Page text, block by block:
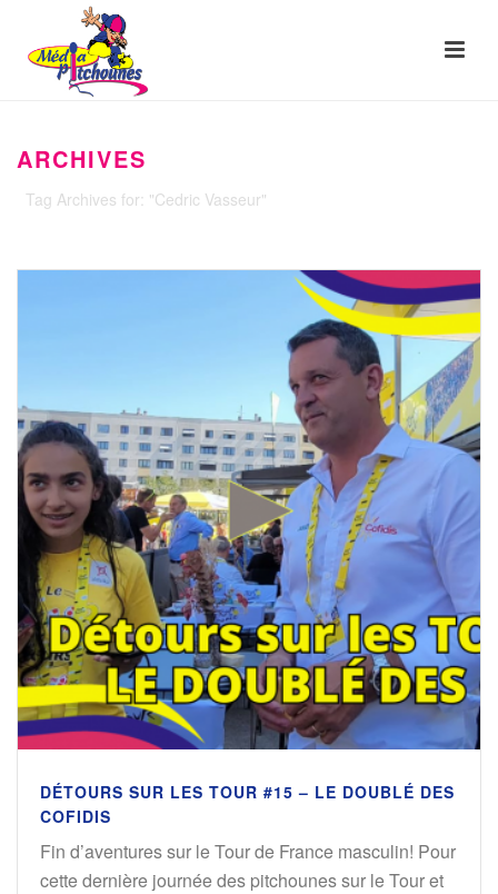
ARCHIVES
Tag Archives for: "Cedric Vasseur"
DÉTOURS SUR LES TOUR #15 – LE DOUBLÉ DES
COFIDIS
Fin d’aventures sur le Tour de France masculin! Pour
cette dernière journée des pitchounes sur le Tour et